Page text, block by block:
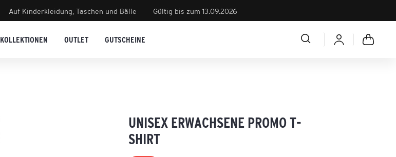
Auf Kinderkleidung, Taschen und Bälle Gültig bis zum 13.09.2026
KOLLEKTIONEN OUTLET GUTSCHEINE
UNISEX ERWACHSENE PROMO T-
SHIRT